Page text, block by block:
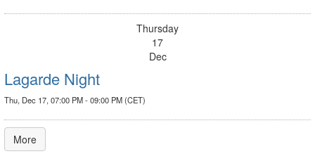
Thursday
17
Dec
Lagarde Night
Thu, Dec 17, 07:00 PM - 09:00 PM (CET)
More